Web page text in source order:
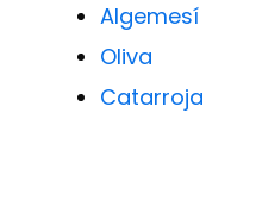
Algemesí
Oliva
Catarroja